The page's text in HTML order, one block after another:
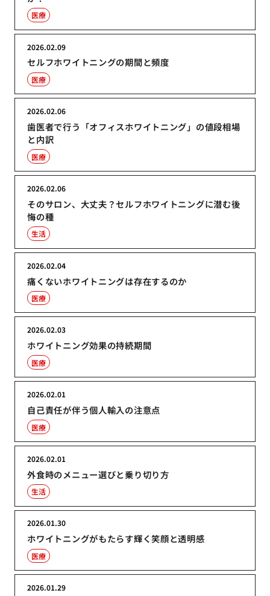
医療
セルフホワイトニングの期間と頻度
2026.02.09
医療
歯医者で行う「オフィスホワイトニング」の値段相場
と内訳
2026.02.06
医療
そのサロン、大丈夫？セルフホワイトニングに潜む後
悔の種
2026.02.06
生活
痛くないホワイトニングは存在するのか
2026.02.04
医療
ホワイトニング効果の持続期間
2026.02.03
医療
自己責任が伴う個人輸入の注意点
2026.02.01
医療
外食時のメニュー選びと乗り切り方
2026.02.01
生活
ホワイトニングがもたらす輝く笑顔と透明感
2026.01.30
医療
2026.01.29